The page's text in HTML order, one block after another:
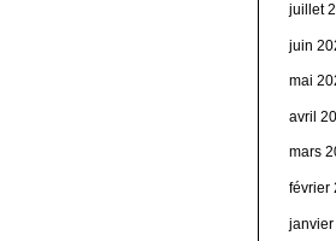
juillet
juin
mai
avril
mars
février
janvier